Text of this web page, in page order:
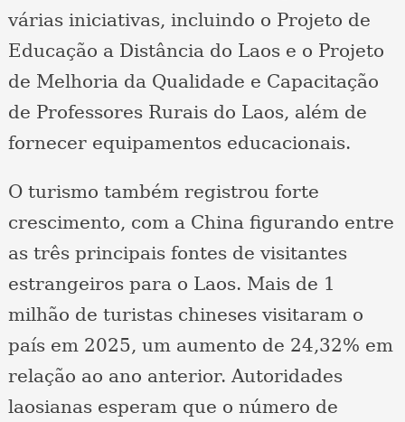
várias iniciativas, incluindo o Projeto de
Educação a Distância do Laos e o Projeto
de Melhoria da Qualidade e Capacitação
de Professores Rurais do Laos, além de
fornecer equipamentos educacionais.
O turismo também registrou forte
crescimento, com a China figurando entre
as três principais fontes de visitantes
estrangeiros para o Laos. Mais de 1
milhão de turistas chineses visitaram o
país em 2025, um aumento de 24,32% em
relação ao ano anterior. Autoridades
laosianas esperam que o número de